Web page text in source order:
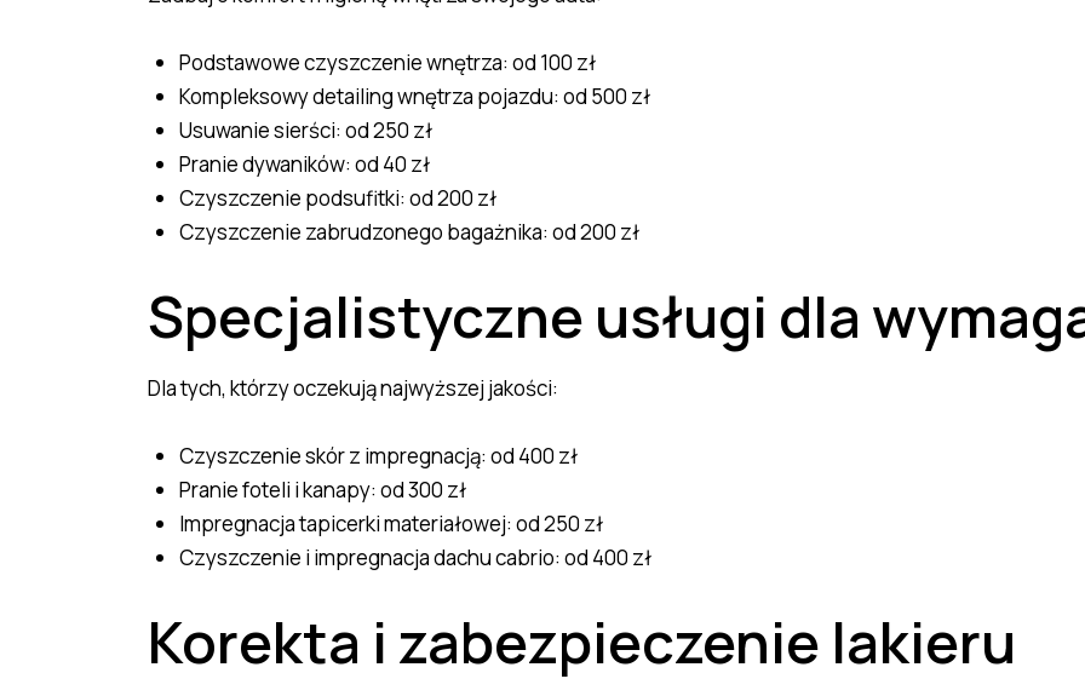
Podstawowe czyszczenie wnętrza: od 100 zł
Kompleksowy detailing wnętrza pojazdu: od 500 zł
Usuwanie sierści: od 250 zł
Pranie dywaników: od 40 zł
Czyszczenie podsufitki: od 200 zł
Czyszczenie zabrudzonego bagażnika: od 200 zł
Specjalistyczne usługi dla
Dla tych, którzy oczekują najwyższej jakości:
Czyszczenie skór z impregnacją: od 400 zł
Pranie foteli i kanapy: od 300 zł
Impregnacja tapicerki materiałowej: od 250 zł
Czyszczenie i impregnacja dachu cabrio: od 400 zł
Korekta i zabezpieczenie lakieru